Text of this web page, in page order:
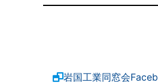
岩国工業同窓会